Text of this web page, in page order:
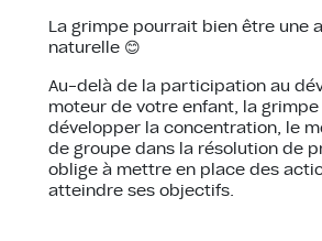
La grimpe pourrait bien être une
naturelle 😊
Au-delà de la participation au
moteur de votre enfant, la
développer la concentration, le
de groupe dans la résolution de
oblige à mettre en place des
atteindre ses objectifs.